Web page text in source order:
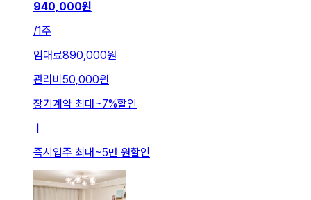
940,000원
/1주
임대료890,000원
관리비 50,000원
장기계약 최대~7%할인
ㅣ
즉시입주 최대~5만 원할인